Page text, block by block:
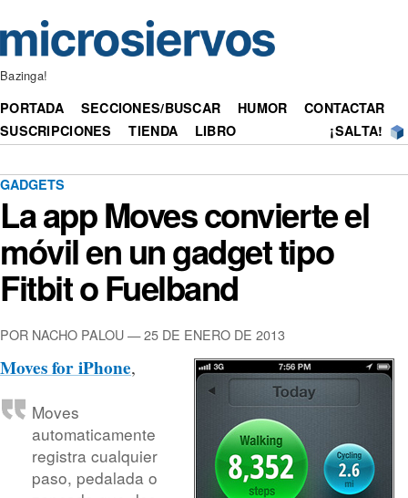
Bazinga!
PORTADA SECCIONES/BUSCAR HUMOR
CONTACTAR
SUSCRIPCIONES
TIENDA LIBRO ¡SALTA!
GADGETS
La app Moves convierte el
móvil en un gadget tipo
Fitbit o Fuelband
POR NACHO PALOU — 25 DE ENERO DE 2013
Moves for iPhone,
Moves
automaticamente
registra cualquier
paso, pedalada o